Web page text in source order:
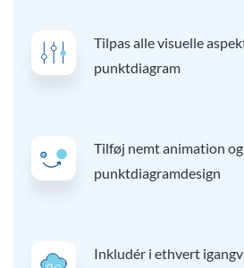
Tilpas alle visuelle
punktdiagram
Tilføj nemt animation
punktdiagramdesign
Inkludér i ethvert